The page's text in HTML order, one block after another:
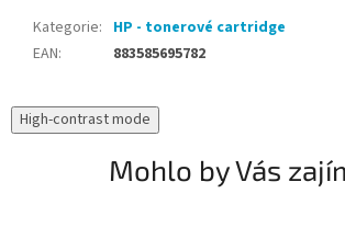
Kategorie: HP - tonerové cartridge
EAN: 883585695782
High-contrast mode
Mohlo by Vás